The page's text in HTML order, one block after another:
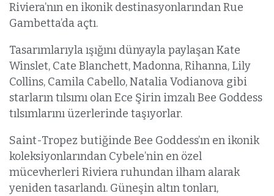
Riviera’nın en ikonik destinasyonlarından Rue
Gambetta’da açtı.
Tasarımlarıyla ışığını dünyayla paylaşan Kate
Winslet, Cate Blanchett, Madonna, Rihanna, Lily
Collins, Camila Cabello, Natalia Vodianova gibi
starların tılsımı olan Ece Şirin imzalı Bee Goddess
tılsımlarını üzerlerinde taşıyorlar.
Saint-Tropez butiğinde Bee Goddess’ın en ikonik
koleksiyonlarından Cybele’nin en özel
mücevherleri Riviera ruhundan ilham alarak
yeniden tasarlandı. Güneşin altın tonları,